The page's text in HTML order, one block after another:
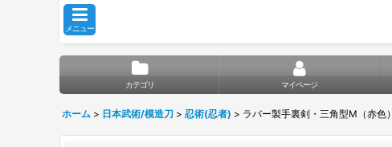
メニュー
カテゴリ マイページ
ホーム > 日本武術/模造刀 > 忍術(忍者) > ラバー製手裏剣・三角型M（赤色）